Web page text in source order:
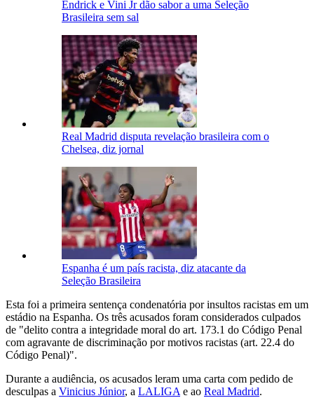
Endrick e Vini Jr dão sabor a uma Seleção
Brasileira sem sal
Real Madrid disputa revelação brasileira com o
Chelsea, diz jornal
Espanha é um país racista, diz atacante da
Seleção Brasileira
Esta foi a primeira sentença condenatória por insultos racistas em um
estádio na Espanha. Os três acusados foram considerados culpados
de "delito contra a integridade moral do art. 173.1 do Código Penal
com agravante de discriminação por motivos racistas (art. 22.4 do
Código Penal)".
Durante a audiência, os acusados leram uma carta com pedido de
desculpas a Vinicius Júnior, a LALIGA e ao Real Madrid.